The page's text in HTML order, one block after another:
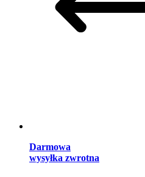
Darmowa
wysyłka zwrotna